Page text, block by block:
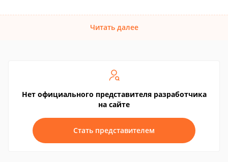
Читать далее
Нет официального представителя разработчика
на сайте
Стать представителем